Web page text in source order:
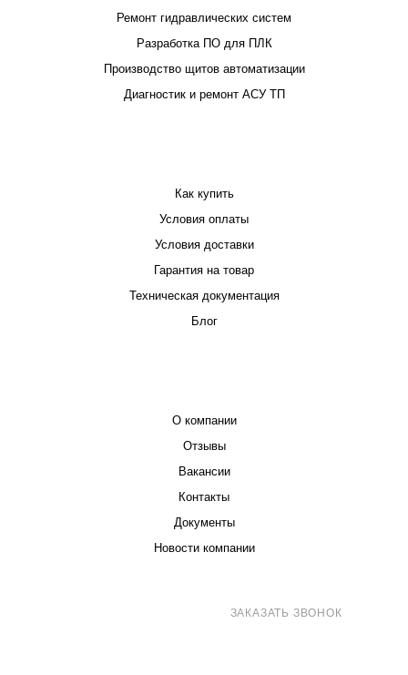
Ремонт гидравлических систем
Разработка ПО для ПЛК
Производство щитов автоматизации
Диагностик и ремонт АСУ ТП
Как купить
Условия оплаты
Условия доставки
Гарантия на товар
Техническая документация
Блог
О компании
Отзывы
Вакансии
Контакты
Документы
Новости компании
ЗАКАЗАТЬ ЗВОНОК